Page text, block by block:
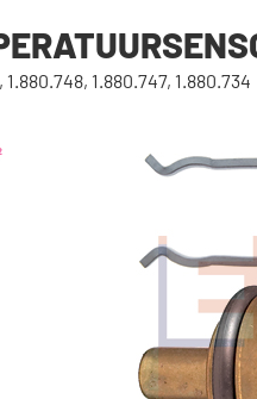
1.880.748, 1.880.747, 1.880.734